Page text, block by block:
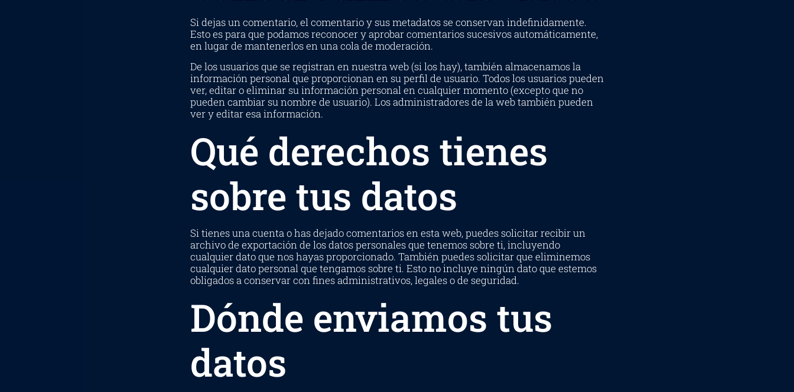
Si dejas un comentario, el comentario y sus metadatos se conservan indefinidamente.
Esto es para que podamos reconocer y aprobar comentarios sucesivos automáticamente,
en lugar de mantenerlos en una cola de moderación.
De los usuarios que se registran en nuestra web (si los hay), también almacenamos la
información personal que proporcionan en su perfil de usuario. Todos los usuarios pueden
ver, editar o eliminar su información personal en cualquier momento (excepto que no
pueden cambiar su nombre de usuario). Los administradores de la web también pueden
ver y editar esa información.
Qué derechos tienes
sobre tus datos
Si tienes una cuenta o has dejado comentarios en esta web, puedes solicitar recibir un
archivo de exportación de los datos personales que tenemos sobre ti, incluyendo
cualquier dato que nos hayas proporcionado. También puedes solicitar que eliminemos
cualquier dato personal que tengamos sobre ti. Esto no incluye ningún dato que estemos
obligados a conservar con fines administrativos, legales o de seguridad.
Dónde enviamos tus
datos